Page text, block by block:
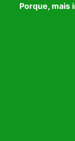
Porque, mais